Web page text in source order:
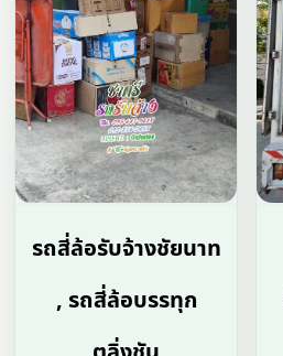
รถสี่ล้อรับจ้างชัยนาท
, รถสี่ล้อบรรทุก